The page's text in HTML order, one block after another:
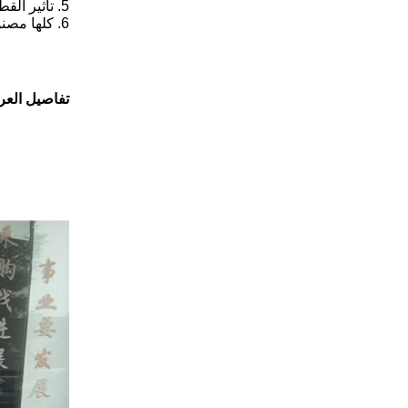
5. تأثير القطع ثلاثي الأبعاد ، قطع السطح بسلاسة مع الحد الأدنى من فقدان المنتج ، تقليل معدل النفايات ؛
6. كلها مصنوعة من الفولاذ المقاوم للصدأ sus 304 ودائم ومضادة للاصطدام.
تفاصيل